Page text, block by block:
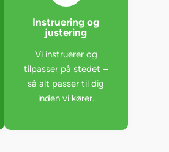
Instruering og
justering
Vi instruerer og
tilpasser på stedet –
så alt passer til dig
inden vi kører.